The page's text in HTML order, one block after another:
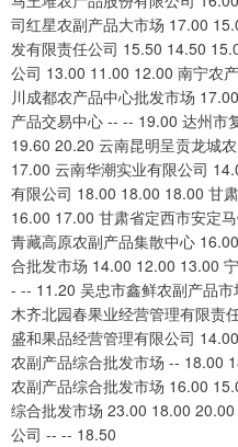
司红星农副产品大市场 17.00
发有限责任公司 15.50 14.50
公司 13.00 11.00 12.00 南宁农
川成都农产品中心批发市场
产品交易中心 -- -- 19.00 达州市
19.60 20.20 云南昆明呈贡龙城
17.00 云南华潮实业有限公司
有限公司 18.00 18.00 18.00 甘
16.00 17.00 甘肃省定西市安定
青藏高原农副产品集散中心
合批发市场 14.00 12.00 13.00
- -- 11.20 吴忠市鑫鲜农副产品
木齐北园春果业经营管理有限责
盛和果品经营管理有限公司
农副产品综合批发市场 -- 18.00
农副产品综合批发市场 16.00
综合批发市场 23.00 18.00
公司 -- -- 18.50